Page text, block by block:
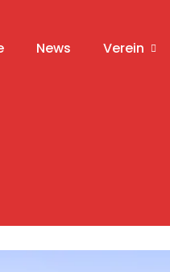
News Verein